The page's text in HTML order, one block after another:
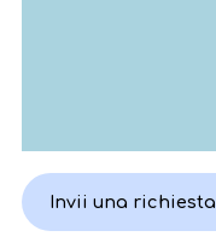
Invii una richiesta